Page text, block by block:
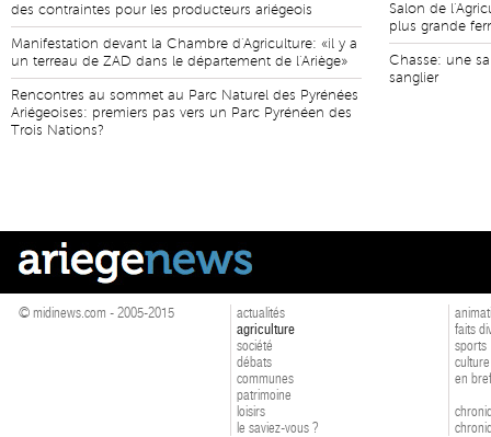
des contraintes pour les producteurs ariégeois
Manifestation devant la Chambre d'Agriculture: «il y a
un terreau de ZAD dans le département de l'Ariège»
Rencontres au sommet au Parc Naturel des Pyrénées
Ariégeoises: premiers pas vers un Parc Pyrénéen des
Trois Nations?
Salon de
plus grande
Chasse: une
sanglier
© midinews.com - 2005-2015
actualités
agriculture
société
débats
communes
patrimoine
loisirs
le saviez-vous ?
faits
sports
culture
en bref